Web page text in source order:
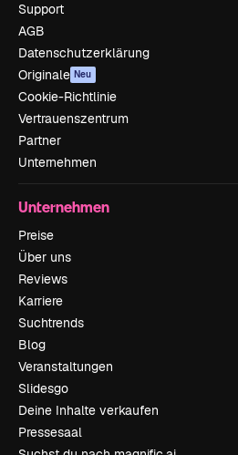
Support
AGB
Datenschutzerklärung
Originale Neu
Cookie-Richtlinie
Vertrauenszentrum
Partner
Unternehmen
Unternehmen
Preise
Über uns
Reviews
Karriere
Suchtrends
Blog
Veranstaltungen
Slidesgo
Deine Inhalte verkaufen
Pressesaal